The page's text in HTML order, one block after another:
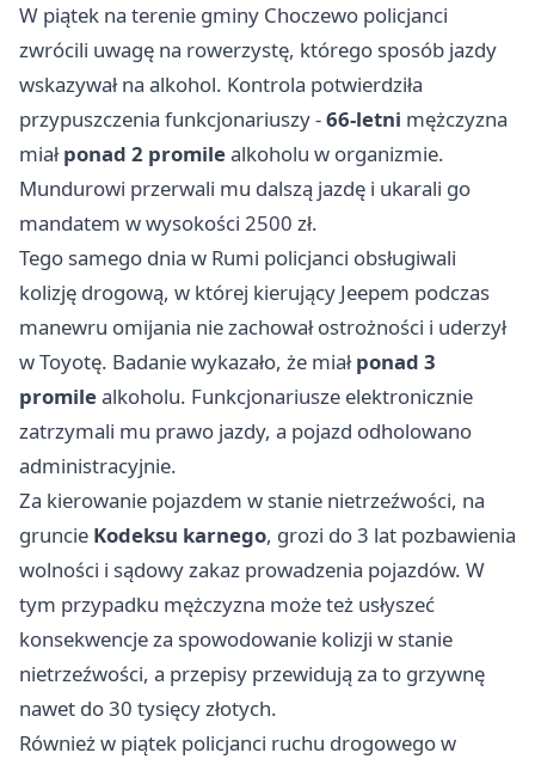
W piątek na terenie gminy Choczewo policjanci
zwrócili uwagę na rowerzystę, którego sposób jazdy
wskazywał na alkohol. Kontrola potwierdziła
przypuszczenia funkcjonariuszy -66-letni mężczyzna
miałponad 2 promilealkoholu w organizmie.
Mundurowi przerwali mu dalszą jazdę i ukarali go
mandatem w wysokości 2500 zł.
Tego samego dnia w Rumi policjanci obsługiwali
kolizję drogową, w której kierujący Jeepem podczas
manewru omijania nie zachował ostrożności i uderzył
w Toyotę. Badanie wykazało, że miałponad 3
promilealkoholu. Funkcjonariusze elektronicznie
zatrzymali mu prawo jazdy, a pojazd odholowano
administracyjnie.
Za kierowanie pojazdem w stanie nietrzeźwości, na
gruncie Kodeksu karnego, grozi do 3 lat pozbawienia
wolności i sądowy zakaz prowadzenia pojazdów. W
tym przypadku mężczyzna może też usłyszeć
konsekwencje za spowodowanie kolizji w stanie
nietrzeźwości, a przepisy przewidują za to grzywnę
nawet do 30 tysięcy złotych.
Również w piątek policjanci ruchu drogowego w